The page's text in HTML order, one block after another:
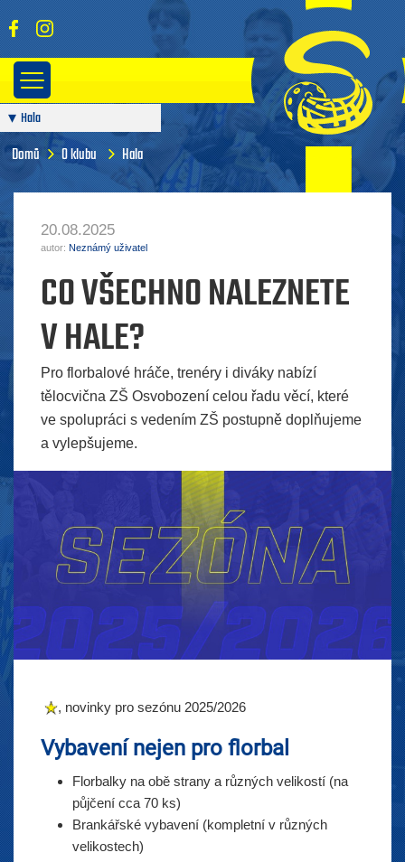
Hala
Domů O klubu Hala
20.08.2025
autor: Neznámý uživatel
CO VŠECHNO NALEZNETE
V HALE?
Pro florbalové hráče, trenéry i diváky nabízí
tělocvična ZŠ Osvobození celou řadu věcí, které
ve spolupráci s vedením ZŠ postupně doplňujeme
a vylepšujeme.
, novinky pro sezónu 2025/2026
Vybavení nejen pro florbal
Florbalky na obě strany a různých velikostí (na
půjčení cca 70 ks)
Brankářské vybavení (kompletní v různých
velikostech)